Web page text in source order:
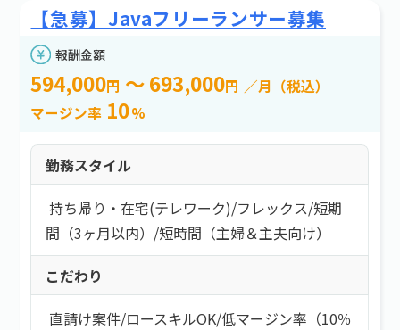
【急募】Javaフリーランサー募集
報酬金額
594,000円 ～ 693,000円 ／月（税込）
マージン率 10%
勤務スタイル
持ち帰り・在宅(テレワーク)/フレックス/短期
間（3ヶ月以内） /短時間（主婦＆主夫向け）
こだわり
直請け案件/ロースキルOK/低マージン率（10％